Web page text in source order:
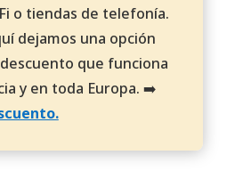
o tiendas de telefonía.
dejamos una opción
que funciona
y en toda Europa. ➡️